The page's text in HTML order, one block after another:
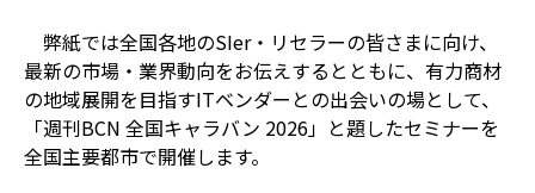
弊紙では全国各地のSIer・リセラーの皆さまに向け、
最新の市場・業界動向をお伝えするとともに、有力商材
の地域展開を目指すITベンダーとの出会いの場として、
「週刊BCN 全国キャラバン 2026」と題したセミナーを
全国主要都市で開催します。